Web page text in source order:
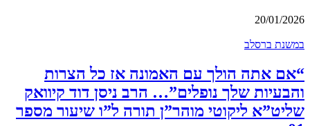
20/01/2026
במשנת ברסלב
“אם אתה הולך עם האמונה אז כל הצרות
והבעיות שלך נופלים”… הרב ניסן דוד קיוואק
שליט”א ליקוטי מוהר”ן תורה ל”ו שיעור מספר